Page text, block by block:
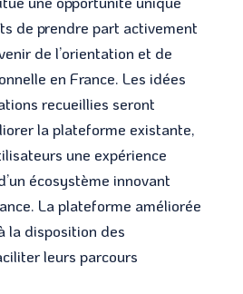
de prendre part activement
de l’orientation et de
en France. Les idées
recueillies seront
la plateforme existante,
une expérience
écosystème innovant
La plateforme améliorée
la disposition des
leurs parcours